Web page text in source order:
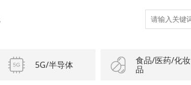
5G/半导体
食品/医药/化妆
品